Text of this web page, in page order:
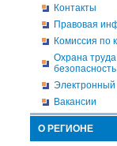
Контакты
Правовая
Комиссия по
Охрана
безопасность
Электронный
Вакансии
О РЕГИОНЕ